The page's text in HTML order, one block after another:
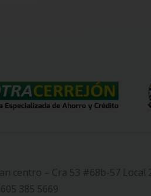
centro – Cra 53 #68b-57 Local
385 5669